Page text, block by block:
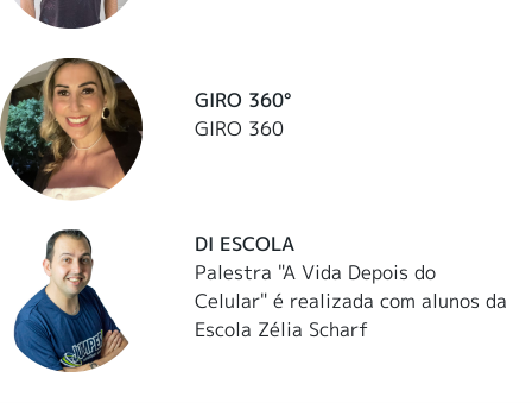
GIRO 360°
GIRO 360
DI ESCOLA
Palestra "A Vida Depois do
Celular" é realizada com alunos da
Escola Zélia Scharf